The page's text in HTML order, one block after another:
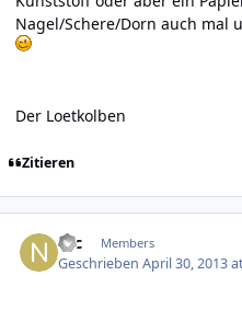
Nagel/Schere/Dorn auch mal
Der Loetkolben
Zitieren
Nic Members
GeschriebenApril 30, 2013